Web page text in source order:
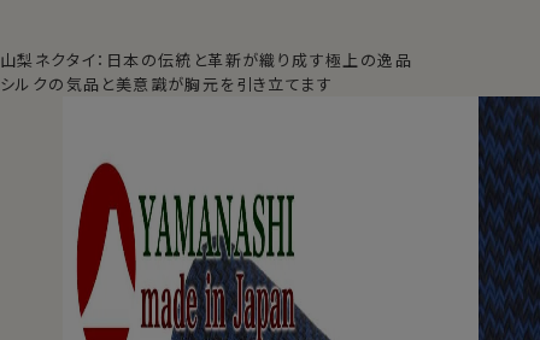
山梨ネクタイ：日本の伝統と革新が織り成す極上の逸品
シルクの気品と美意識が胸元を引き立てます